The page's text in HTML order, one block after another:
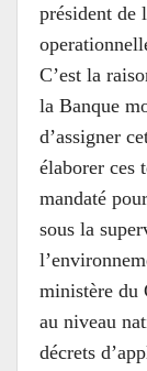
président de
C’est la
la Banque
d’assigner
élaborer ces
mandaté
sous la
ministère du
au niveau
décrets